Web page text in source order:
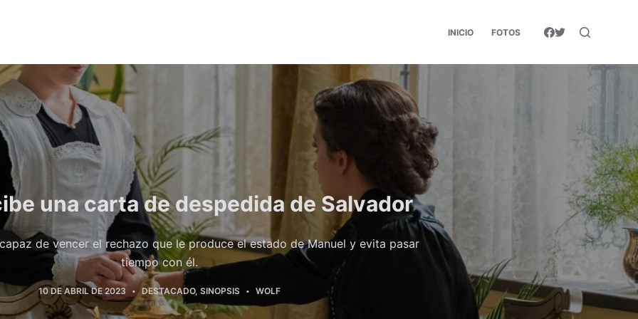
INICIO FOTOS
una carta de despedida de Salvador
de vencer el rechazo que le produce el estado de Manuel y evita pasar
tiempo con él.
10 DE ABRIL DE 2023 DESTACADO, SINOPSIS WOLF